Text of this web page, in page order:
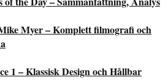
Myer – Komplett filmografi och
1 – Klassisk Design och Hållbar